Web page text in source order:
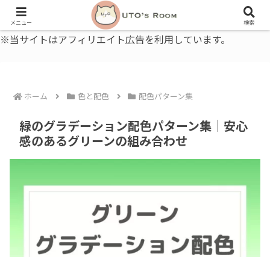
うとの部屋｜毎日に、ちょっと役立つ色と暮らし、健康のこと。
※当サイトはアフィリエイト広告を利用しています。
ホーム 色と配色 配色パターン集
緑のグラデーション配色パターン集｜安心
感のあるグリーンの組み合わせ
メニュー 検索